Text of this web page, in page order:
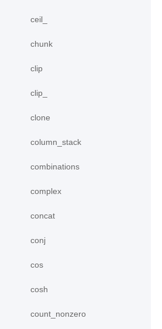
ceil_
chunk
clip
clip_
clone
column_stack
combinations
complex
concat
conj
cos
cosh
count_nonzero